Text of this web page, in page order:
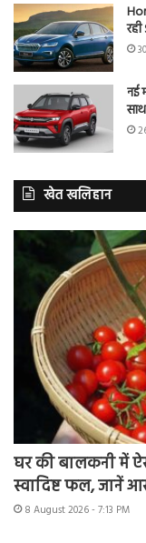
नई
खेत खलिहान
घर की बालकनी में
स्वादिष्ट फल, जानें
8 August 2026 - 7:13 PM